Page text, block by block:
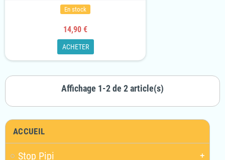
ACCUEIL
Stop Pipi add
En stock
14,90 €
ACHETER
Affichage 1-2 de 2 article(s)